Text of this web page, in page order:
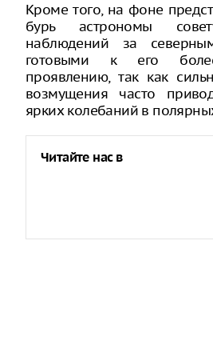
Кроме того, на фоне
бурь астрономы
наблюдений за
готовыми к его
проявлению, так как
возмущения часто
ярких колебаний в
Читайте нас в